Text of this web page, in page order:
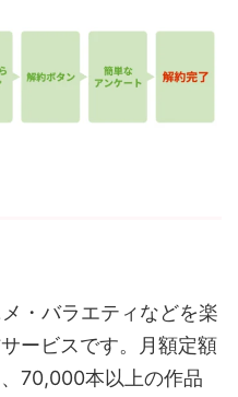
・バラエティなどを楽
ービスです。月額定額
70,000本以上の作品